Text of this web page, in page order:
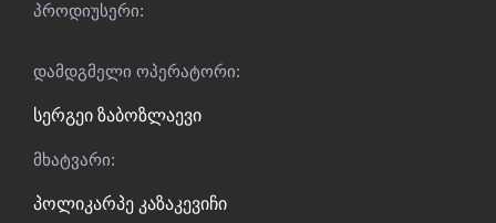
პროდიუსერი:
დამდგმელი ოპერატორი:
სერგეი ზაბოზლაევი
მხატვარი:
პოლიკარპე კაზაკევიჩი